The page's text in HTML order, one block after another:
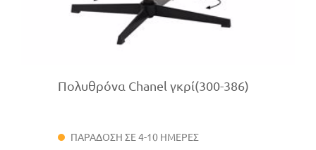
Πολυθρόνα Chanel γκρί(300-386)
ΠΑΡΑΔΟΣΗ ΣΕ 4-10 ΗΜΕΡΕΣ